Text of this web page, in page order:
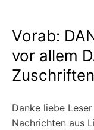
Vorab:
vor allem
Danke liebe
Nachrichten aus